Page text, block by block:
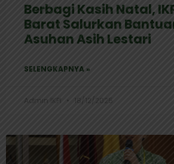
Berbagi Kasih Natal,
Barat Salurkan
Asuhan Asih Lestari
SELENGKAPNYA »
Admin IKPI 18/12/2025